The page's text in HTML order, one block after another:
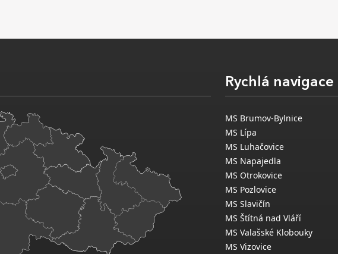
Rychlá navigace
MS Brumov-Bylnice
MS Lípa
MS Luhačovice
MS Napajedla
MS Otrokovice
MS Pozlovice
MS Slavičín
MS Štítná nad Vláří
MS Valašské Klobouky
MS Vizovice